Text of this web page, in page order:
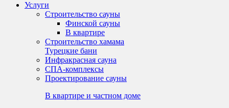
Услуги
Строительство сауны
Финской сауны
В квартире
Строительство хамама
Турецкие бани
Инфракрасная сауна
СПА-комплексы
Проектирование сауны
В квартире и частном доме